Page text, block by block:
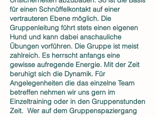
für einen Schnüffelkontakt auf einer
vertrauteren Ebene möglich. Die
Gruppenleitung führt stets einen eigenen
Hund und kann dabei anschauliche
Übungen vorführen. Die Gruppe ist meist
zahlreich. Es herrscht anfangs eine
gewisse aufregende Energie. Mit der Zeit
beruhigt sich die Dynamik. Für
Angelegenheiten die das einzelne Team
betreffen nehmen wir uns gern im
Einzeltraining oder in den Gruppenstunden
Zeit. Wer auf dem Gruppenspaziergang